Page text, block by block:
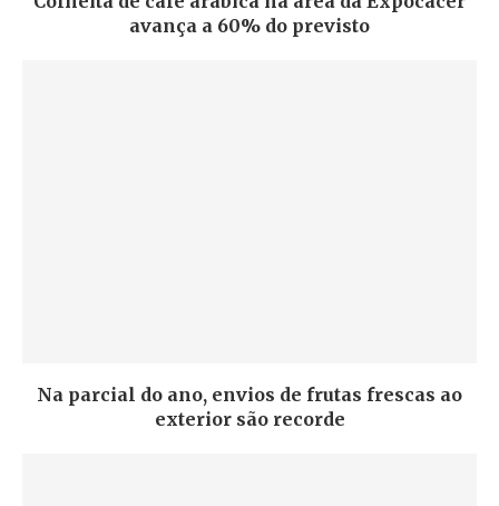
avança a 60% do previsto
Na parcial do ano, envios de frutas frescas ao
exterior são recorde